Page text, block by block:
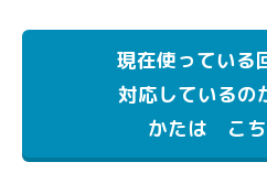
現在使っている
対応しているの
かたは こ